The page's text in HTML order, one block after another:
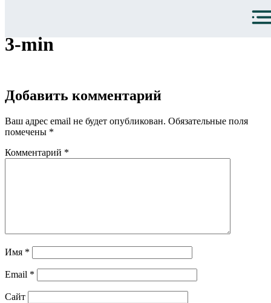
3-min
Добавить комментарий
Ваш адрес email не будет опубликован. Обязательные поля
помечены *
Комментарий *
Имя *
Email *
Сайт